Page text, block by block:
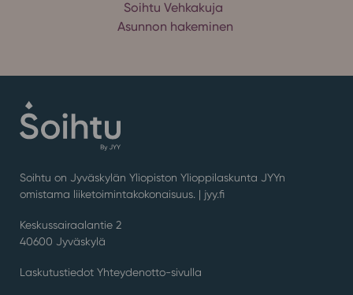
Soihtu Vehkakuja
Asunnon hakeminen
Soihtu on Jyväskylän Yliopiston Ylioppilaskunta JYYn
omistama liiketoimintakokonaisuus. | jyy.fi
Keskussairaalantie 2
40600 Jyväskylä
Laskutustiedot Yhteydenotto-sivulla